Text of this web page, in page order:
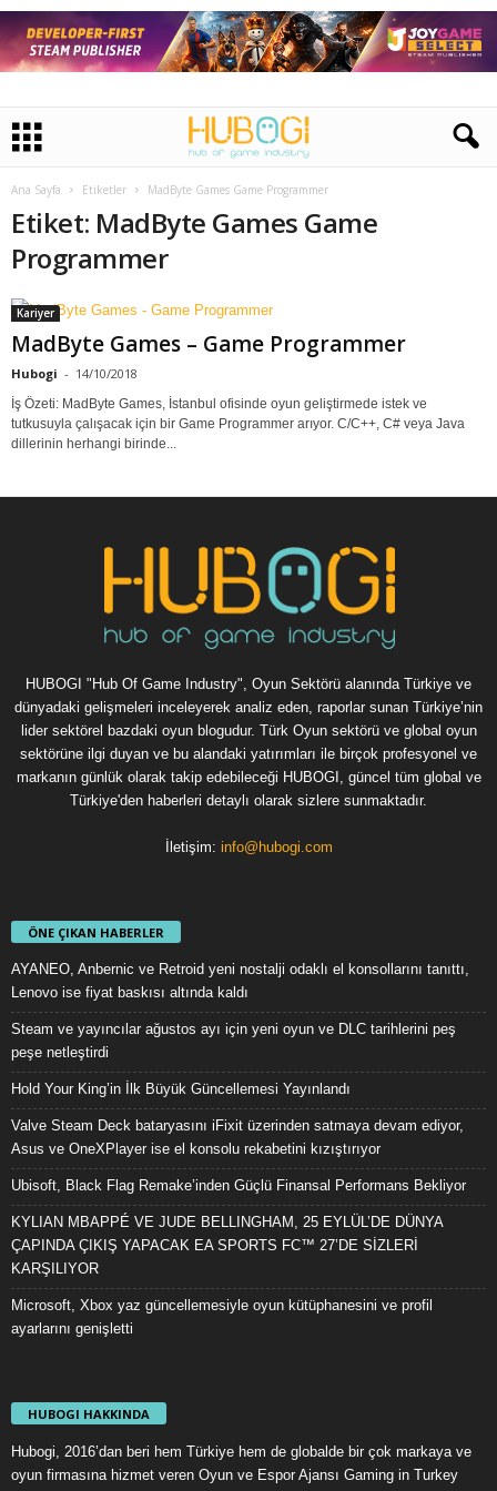
Ana Sayfa Etiketler MadByte Games Game Programmer
Etiket: MadByte Games Game
Programmer
Kariyer
MadByte Games – Game Programmer
Hubogi - 14/10/2018
İş Özeti: MadByte Games, İstanbul ofisinde oyun geliştirmede istek ve
tutkusuyla çalışacak için bir Game Programmer arıyor. C/C++, C# veya Java
dillerinin herhangi birinde...
HUBOGI "Hub Of Game Industry", Oyun Sektörü alanında Türkiye ve
dünyadaki gelişmeleri inceleyerek analiz eden, raporlar sunan Türkiye’nin
lider sektörel bazdaki oyun blogudur. Türk Oyun sektörü ve global oyun
sektörüne ilgi duyan ve bu alandaki yatırımları ile birçok profesyonel ve
markanın günlük olarak takip edebileceği HUBOGI, güncel tüm global ve
Türkiye'den haberleri detaylı olarak sizlere sunmaktadır.
İletişim: info@hubogi.com
ÖNE ÇIKAN HABERLER
AYANEO, Anbernic ve Retroid yeni nostalji odaklı el konsollarını tanıttı,
Lenovo ise fiyat baskısı altında kaldı
Steam ve yayıncılar ağustos ayı için yeni oyun ve DLC tarihlerini peş
peşe netleştirdi
Hold Your King’in İlk Büyük Güncellemesi Yayınlandı
Valve Steam Deck bataryasını iFixit üzerinden satmaya devam ediyor,
Asus ve OneXPlayer ise el konsolu rekabetini kızıştırıyor
Ubisoft, Black Flag Remake’inden Güçlü Finansal Performans Bekliyor
KYLIAN MBAPPÉ VE JUDE BELLINGHAM, 25 EYLÜL’DE DÜNYA
ÇAPINDA ÇIKIŞ YAPACAK EA SPORTS FC™ 27’DE SİZLERİ
KARŞILIYOR
Microsoft, Xbox yaz güncellemesiyle oyun kütüphanesini ve profil
ayarlarını genişletti
HUBOGI HAKKINDA
Hubogi, 2016’dan beri hem Türkiye hem de globalde bir çok markaya ve
oyun firmasına hizmet veren Oyun ve Espor Ajansı Gaming in Turkey